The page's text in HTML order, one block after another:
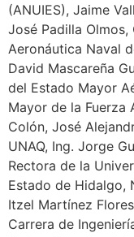
(ANUIES), Jaime
José Padilla
Aeronáutica Naval
David Mascareña
del Estado Mayor
Mayor de la Fuerza
Colón, José
UNAQ, Ing. Jorge
Rectora de la
Estado de Hidalgo,
Itzel Martínez
Carrera de